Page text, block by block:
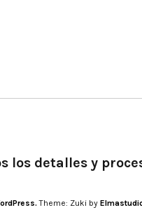
detalles y
Theme: Zuki by